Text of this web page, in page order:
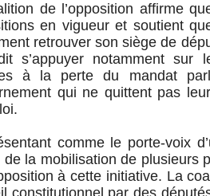
de l’opposition affirme
en vigueur et soutient
retrouver son siège de
s’appuyer notamment sur
à la perte du mandat
qui ne quittent pas
comme le porte-voix
de la mobilisation de plusieurs
à cette initiative. La